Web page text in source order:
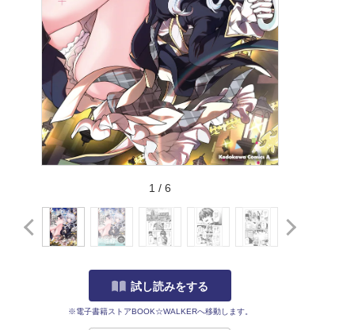
1 / 6
試し読みをする
※電子書籍ストアBOOK☆WALKERへ移動します。